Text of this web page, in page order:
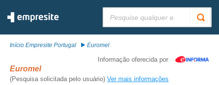
Início Empresite Portugal Euromel
Informação oferecida por
Euromel
(Pesquisa solicitada pelo usuário) Ver mais informações